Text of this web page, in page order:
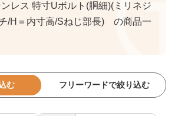
レス 特寸Uボルト(胴細)(ミリネジ
/H＝内寸高/Sねじ部長) の商品一
む フリーワードで絞り込む